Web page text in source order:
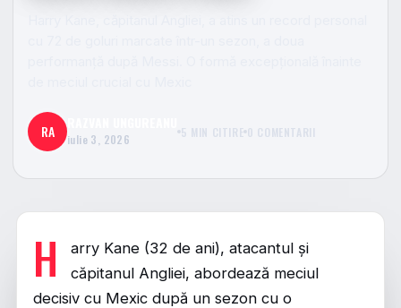
RA iulie 3, 2026 5 MIN CITIRE 0 COMENTARII
H
arry Kane (32 de ani), atacantul și
căpitanul Angliei, abordează meciul
decisiv cu Mexic după un sezon cu o